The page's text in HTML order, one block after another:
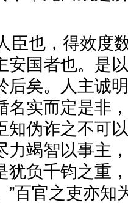
臣也，得效度
安国者也。是
后矣。人主诚
名实而定是非
知伪诈之不可
力竭智以事主
犹负千钧之重
”百官之吏亦知